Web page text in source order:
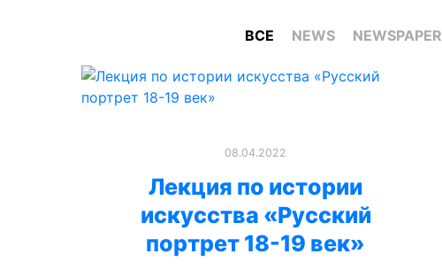
ВСЕ NEWS NEWSPAPER
08.04.2022
Лекция по истории
искусства «Русский
портрет 18-19 век»